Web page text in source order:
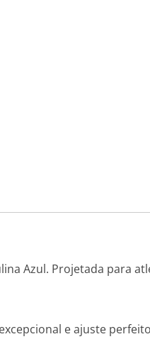
Azul. Projetada para
e ajuste